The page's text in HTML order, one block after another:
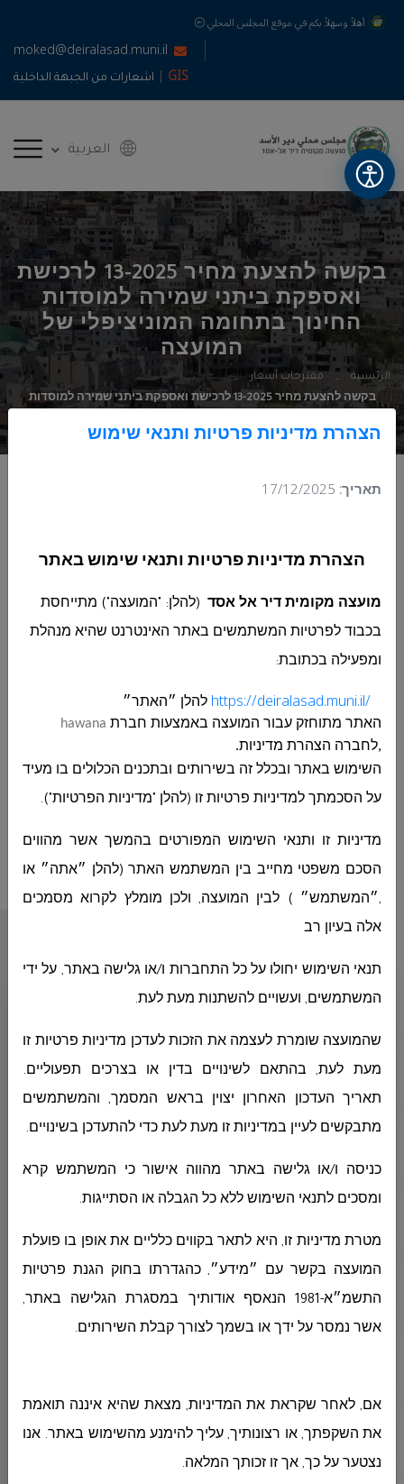
أهلاً وسهلاً بكم في موقع المجلس المحلي
moked@deiralasad.muni.il
GIS
| اشعارات من الجبهة الداخلية
العربية
בקשה להצעת מחיר 13-2025 לרכישת
ואספקת ביתני שמירה למוסדות
החינוך בתחומה המוניציפלי של
המועצה
الرئيسية
مقترحات أسعار
בקשה להצעת מחיר 13-2025 לרכישת ואספקת ביתני שמירה למוסדות
בתחומה המוניציפלי של המועצה
שמירה למוסדות החינוך בתחומה המוניציפלי של
המועצה
לפרטים לחץ כאן
בקשה להצעת מחיר 13-2025 לרכישת ואספקת ביתני שמירה
למוסדות החינוך בתחומה המוניציפלי של המועצה
الهندسة
المحاسبة
الحوسبة وانظمة المعلومات
הצהרת מדיניות פרטיות ותנאי שימוש
תאריך:
הצהרת מדיניות פרטיות ותנאי שימוש באתר
מועצה מקומית דיר אל אסד
(להלן: "המועצה") מתייחסת
בכבוד לפרטיות המשתמשים באתר האינטרנט שהיא מנהלת
ומפעילה בכתובת:
https://deiralasad.muni.il/להלן ״האתר״
האתר מתוחזק עבור המועצה באמצעות חברת hawana
,לחברה הצהרת מדיניות.
השימוש באתר ובכלל זה בשירותים ובתכנים הכלולים בו מעיד
על הסכמתך למדיניות פרטיות זו (להלן "מדיניות הפרטיות").
מדיניות זו ותנאי השימוש המפורטים בהמשך אשר מהווים
הסכם משפטי מחייב בין המשתמש האתר (להלן ״אתה״ או
,״המשתמש״ ) לבין המועצה, ולכן מומלץ לקרוא מסמכים
אלה בעיון רב
תנאי השימוש יחולו על כל התחברות ו/או גלישה באתר, על ידי
המשתמשים, ועשויים להשתנות מעת לעת.
שהמועצה שומרת לעצמה את הזכות לעדכן מדיניות פרטיות זו
מעת לעת, בהתאם לשינויים בדין או בצרכים תפעוליים.
תאריך העדכון האחרון יצוין בראש המסמך, והמשתמשים
מתבקשים לעיין במדיניות זו מעת לעת כדי להתעדכן בשינויים.
כניסה ו/או גלישה באתר מהווה אישור כי המשתמש קרא
ומסכים לתנאי השימוש ללא כל הגבלה או הסתייגות.
מטרת מדיניות זו, היא לתאר בקווים כלליים את אופן בו פועלת
המועצה בקשר עם ״מידע״, כהגדרתו בחוק הגנת פרטיות
התשמ״א-1981 הנאסף אודותיך במסגרת הגלישה באתר,
אשר נמסר על ידך או בשמך לצורך קבלת השירותים.
אם, לאחר שקראת את המדיניות, מצאת שהיא איננה תואמת
את השקפתך, או רצונותיך, עליך להימנע מהשימוש באתר. אנו
נצטער על כך, אך זו זכותך המלאה.